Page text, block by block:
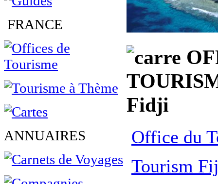
FRANCE
ANNUAIRES
Fidji
Office du
Tourism